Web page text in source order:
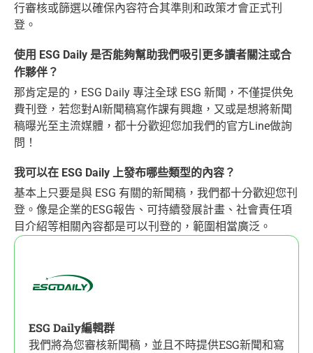
行審核或篩選以確保內容符合其準則和政策才會正式刊
登。
使用 ESG Daily 是否能夠幫助我們吸引更多讀者關注或合
作夥伴？
那肯定是的，ESG Daily 專注全球 ESG 新聞，不僅提供免
費刊登，若您對AI新聞稿寫作課有興趣，又或是想將新聞
稿曝光至主流媒體，都十分歡迎您加我們的官方Line做詢
問！
我可以在 ESG Daily 上發布哪些類型的內容？
基本上只要是與 ESG 有關的新聞稿，我們都十分歡迎您刊
登。像是企業的ESG報告、可持續發展計畫、社會責任項
目介紹等相關內容都是可以刊登的，範圍相當廣泛。
ESG Daily編輯群
我們將為您審核新聞稿，並且不時提供ESG新聞和寫